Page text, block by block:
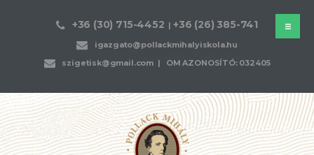
+36 (30) 715-4452 | +36 (26) 385-741
igazgato@pollackmihalyiskola.hu
szigetisk@gmail.com | OM AZONOSÍTÓ: 032405